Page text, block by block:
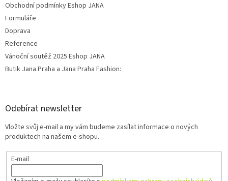
Obchodní podmínky Eshop JANA
Formuláře
Doprava
Reference
Vánoční soutěž 2025 Eshop JANA
Butik Jana Praha a Jana Praha Fashion:
Odebírat newsletter
Vložte svůj e-mail a my vám budeme zasílat informace o nových
produktech na našem e-shopu.
E-mail